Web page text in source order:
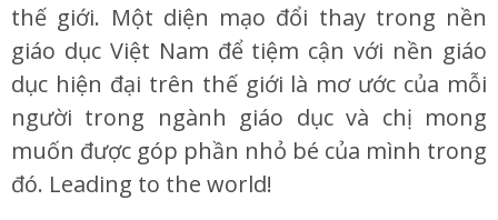
thế giới. Một diện mạo đổi thay trong nền
giáo dục Việt Nam để tiệm cận với nền giáo
dục hiện đại trên thế giới là mơ ước của mỗi
người trong ngành giáo dục và chị mong
muốn được góp phần nhỏ bé của mình trong
đó. Leading to the world!